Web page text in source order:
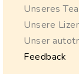
Unseres
Unsere
Unser
Feedback